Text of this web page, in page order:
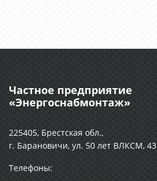
Частное предприятие
«Энергоснабмонтаж»
225405, Брестская обл.,
г. Барановичи, ул. 50 лет ВЛКСМ, 43
Телефоны: